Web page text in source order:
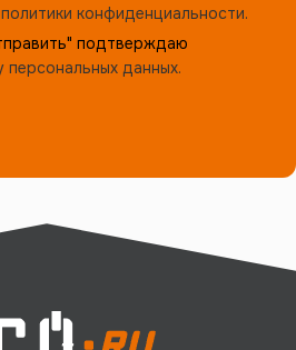
политики конфиденциальности.
подтверждаю
персональных данных.